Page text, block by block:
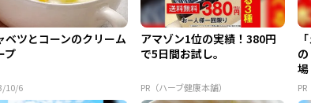
ベツとコーンのクリーム
プ
10/6
アマゾン1位の実績！380円
で5日間お試し。
PR（ハーブ健康本舗）